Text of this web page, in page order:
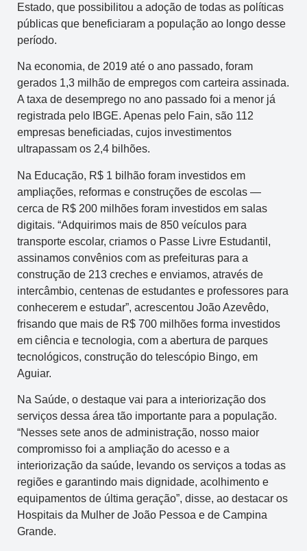
Estado, que possibilitou a adoção de todas as políticas
públicas que beneficiaram a população ao longo desse
período.
Na economia, de 2019 até o ano passado, foram
gerados 1,3 milhão de empregos com carteira assinada.
A taxa de desemprego no ano passado foi a menor já
registrada pelo IBGE. Apenas pelo Fain, são 112
empresas beneficiadas, cujos investimentos
ultrapassam os 2,4 bilhões.
Na Educação, R$ 1 bilhão foram investidos em
ampliações, reformas e construções de escolas —
cerca de R$ 200 milhões foram investidos em salas
digitais. “Adquirimos mais de 850 veículos para
transporte escolar, criamos o Passe Livre Estudantil,
assinamos convênios com as prefeituras para a
construção de 213 creches e enviamos, através de
intercâmbio, centenas de estudantes e professores para
conhecerem e estudar”, acrescentou João Azevêdo,
frisando que mais de R$ 700 milhões forma investidos
em ciência e tecnologia, com a abertura de parques
tecnológicos, construção do telescópio Bingo, em
Aguiar.
Na Saúde, o destaque vai para a interiorização dos
serviços dessa área tão importante para a população.
“Nesses sete anos de administração, nosso maior
compromisso foi a ampliação do acesso e a
interiorização da saúde, levando os serviços a todas as
regiões e garantindo mais dignidade, acolhimento e
equipamentos de última geração”, disse, ao destacar os
Hospitais da Mulher de João Pessoa e de Campina
Grande.